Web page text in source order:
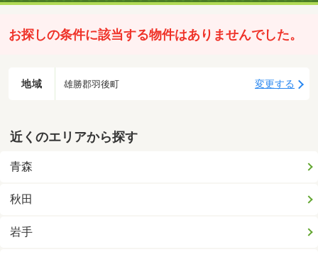
お探しの条件に該当する物件はありませんでした。
地域 雄勝郡羽後町 変更する
近くのエリアから探す
青森
秋田
岩手